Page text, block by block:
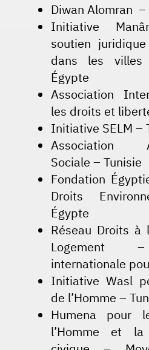
Diwan Alomran –
Initiative
soutien
dans les
Égypte
Association
les droits et
Initiative SELM –
Association
Sociale – Tunisie
Fondation
Droits
Égypte
Réseau Droits à
Logement
internationale
Initiative Wasl
de l’Homme –
Humena pour
l’Homme et la